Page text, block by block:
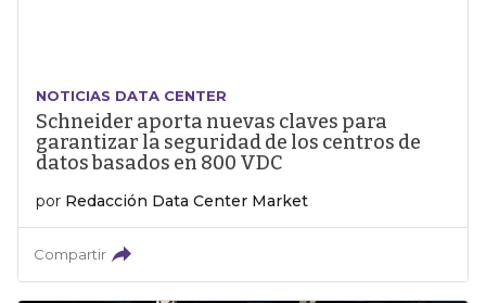
NOTICIAS DATA CENTER
Schneider aporta nuevas claves para
garantizar la seguridad de los centros de
datos basados en 800 VDC
por Redacción Data Center Market
Compartir